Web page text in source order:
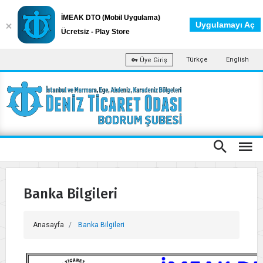
Üye Giriş Türkçe English
Banka Bilgileri
Anasayfa Banka Bilgileri
İMEAK DTO (Mobil Uygulama)
Ücretsiz - Play Store
Uygulamayı Aç